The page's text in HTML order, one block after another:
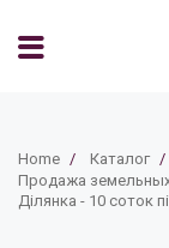
Home / Каталог /
Продажа
Ділянка - 10 соток